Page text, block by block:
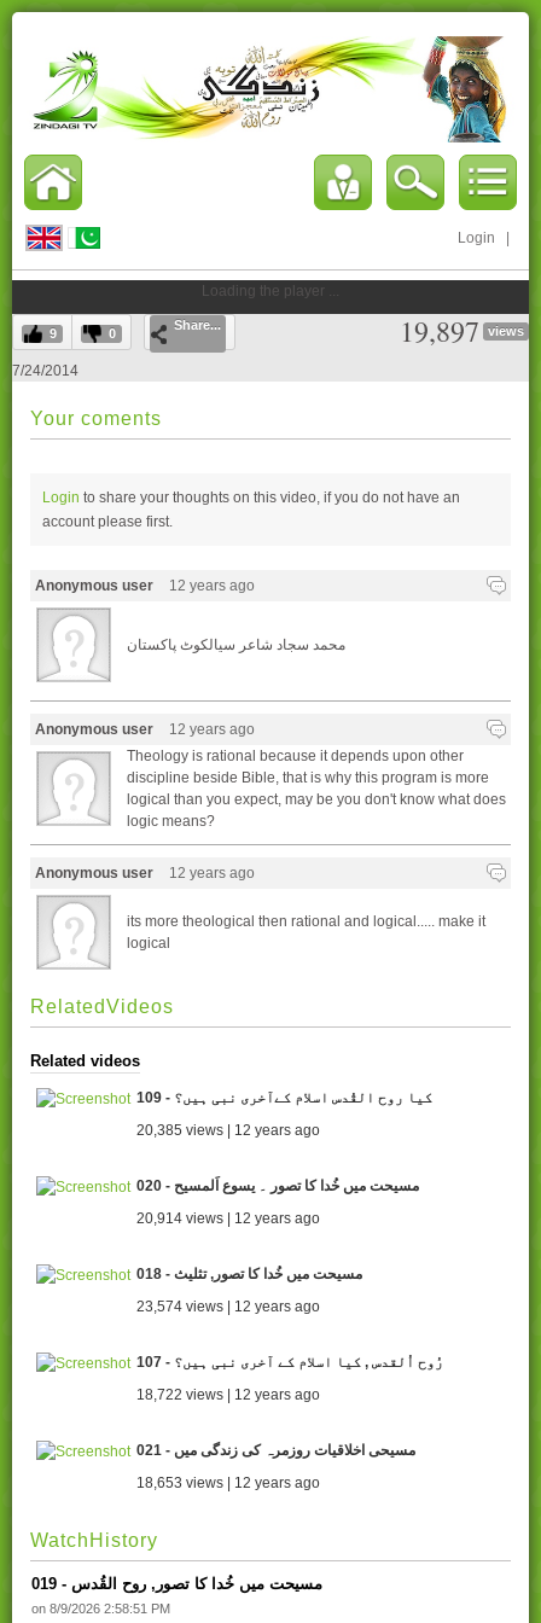
Login
Loading the player ...
9 0
Share... 19,897 views
7/24/2014
Your coments
Login to share your thoughts on this video, if you do not have an
account please first.
Anonymous user 12 years ago
محمد سجاد شاعر سیالکوٹ پاکستان
Anonymous user
12 years ago
Theology is rational because it depends upon other
discipline beside Bible, that is why this program is more
logical than you expect, may be you don't know what does
logic means?
Anonymous user 12 years ago
its more theological then rational and logical..... make it
logical
RelatedVideos
Related videos
109 - کیا روح القُدس اسلام کےآخری نبی ہیں؟
20,385 views | 12 years ago
020 - مسیحت میں خُدا کا تصور ۔ یسوع اَلمسیح
20,914 views | 12 years ago
018 - مسیحت میں خُدا کا تصور, تثلیث
23,574 views | 12 years ago
107 - رُوح اُلقدس , کیا اسلام کے آخری نبی ہیں؟
18,722 views | 12 years ago
021 - مسیحی اخلاقیات روزمرہ کی زندگی میں
18,653 views | 12 years ago
WatchHistory
019 - مسیحت میں خُدا کا تصور, روح القُدس
on 8/9/2026 2:58:51 PM